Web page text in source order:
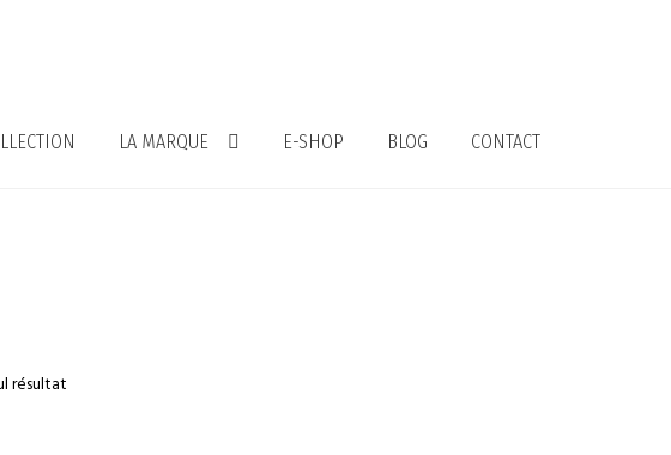
LA MARQUE E-SHOP BLOG CONTACT
résultat